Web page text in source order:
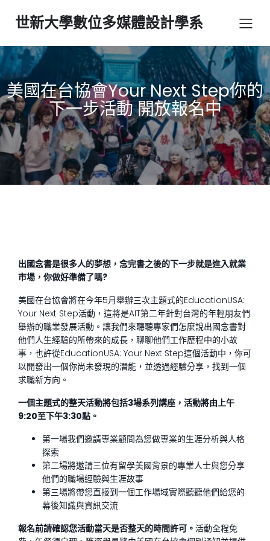
世新大學數位多媒體設計學系
美國在台協會Your Next Step你的
下一步活動 開放報名中
出國念書是很多人的夢想，念完書之後的下一步就是進入就業
市場，你做好準備了嗎?
美國在台協會將在今年5月舉辦三次主題式的EducationUSA:
Your Next Step活動，這將是AIT第二年針對台灣的年輕朋友們
舉辦的職業發展活動。讓我們來聽聽專家們怎麼說出國念書對
他們人生經驗的所帶來的成長，聊聊他們工作歷程中的小故
事，也許從EducationUSA: Your Next Step這個活動中，你可
以開發出一個你尚未發現的潛能，並透過經驗分享，找到一個
求職新方向。
一個主題式的整天活動將包括3場系列講座，活動將由上午
9:20至下午3:30點。
第一場我們邀請專業顧問為您做專業的生涯分析與人格
探索
第二場將邀請三位有留學美國背景的專業人士與您分享
他們的職場經驗與生涯故事
第三場將帶您直接到一個工作場域實際聽聽他們給您的
幕後知識與資訊交流
報名前請確認您活動當天是否整天的時間許可。 活動全程免